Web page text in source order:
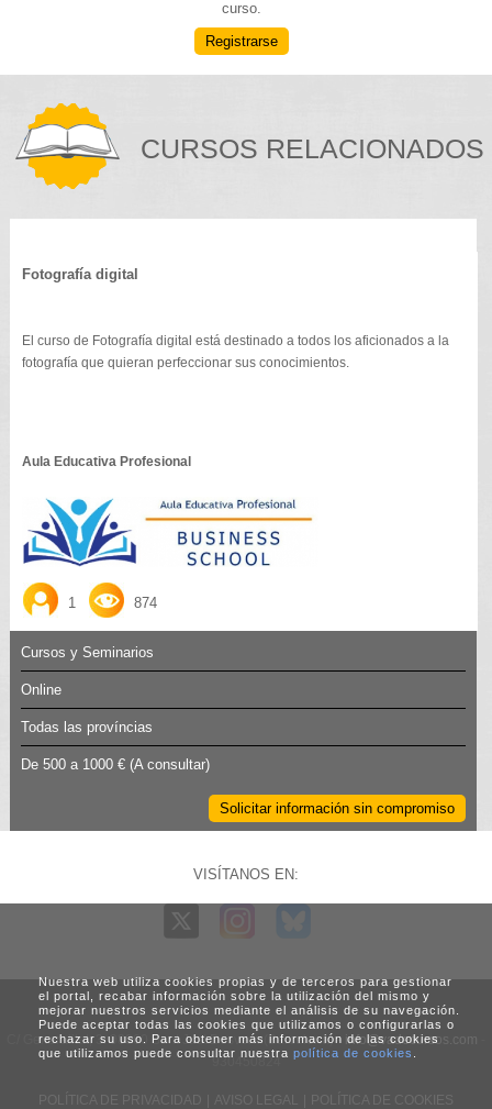
curso.
Registrarse
CURSOS RELACIONADOS
Fotografía digital
El curso de Fotografía digital está destinado a todos los aficionados a la
fotografía que quieran perfeccionar sus conocimientos.
Aula Educativa Profesional
1 874
Cursos y Seminarios
Online
Todas las províncias
De 500 a 1000 €(A consultar)
Solicitar información sin compromiso
VISÍTANOS EN:
C/ Generalitat, 3. 08960 Sant Just Desvern (Barcelona) - info@vadecursos.com
930450824
POLÍTICA DE PRIVACIDAD AVISO LEGAL POLÍTICA DE COOKIES
Nuestra web utiliza cookies propias y de terceros para gestionar
el portal, recabar información sobre la utilización del mismo y
mejorar nuestros servicios mediante el análisis de su navegación.
Puede aceptar todas las cookies que utilizamos o configurarlas o
rechazar su uso. Para obtener más información de las cookies
que utilizamos puede consultar nuestra política de cookies